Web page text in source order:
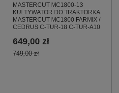
MASTERCUT MC1800-13
KULTYWATOR DO TRAKTORKA
MASTERCUT MC1800 FARMIX /
CEDRUS C-TUR-18 C-TUR-A10
649,00 zł
749,00 zł